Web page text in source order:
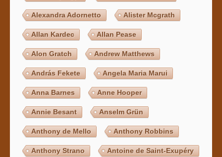
Alexandra Adornetto Alister Mcgrath
Allan Kardec Allan Pease
Alon Gratch Andrew Matthews
András Fekete Angela Maria Marui
Anna Barnes Anne Hooper
Annie Besant Anselm Grün
Anthony de Mello Anthony Robbins
Anthony Strano Antoine de Saint-Exupéry